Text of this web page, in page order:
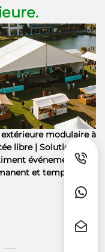
extérieure modulaire à
libre | Solution de
événementiel
et temporaire